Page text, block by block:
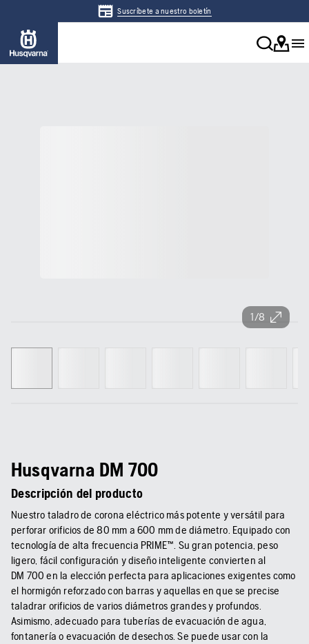
Suscríbete a nuestro boletín
1/8
Husqvarna DM 700
Descripción del producto
Nuestro taladro de corona eléctrico más potente y versátil para
perforar orificios de 80 mm a 600 mm de diámetro. Equipado con
tecnología de alta frecuencia PRIME™. Su gran potencia, peso
ligero, fácil configuración y diseño inteligente convierten al
DM 700 en la elección perfecta para aplicaciones exigentes como
el hormigón reforzado con barras y aquellas en que se precise
taladrar orificios de varios diámetros grandes y profundos.
Asimismo, adecuado para tuberías de evacuación de agua,
fontanería o evacuación de desechos. Se puede usar con la